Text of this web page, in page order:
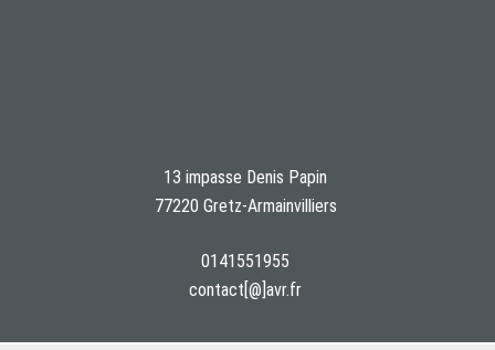
13 impasse Denis Papin
77220 Gretz-Armainvilliers
0141551955
contact[@]avr.fr